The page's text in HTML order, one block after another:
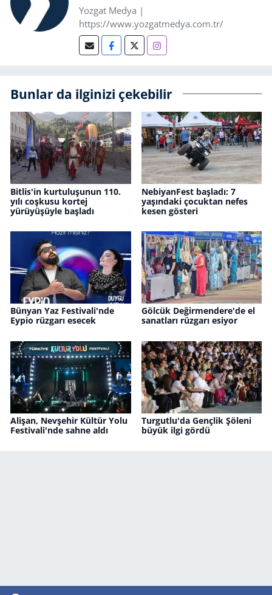
Yozgat Medya |
https://www.yozgatmedya.com.tr/
Bunlar da ilginizi çekebilir
Bitlis'in kurtuluşunun 110.
yılı coşkusu kortej
yürüyüşüyle başladı
NebiyanFest başladı: 7
yaşındaki çocuktan nefes
kesen gösteri
Bünyan Yaz Festivali'nde
Eypio rüzgarı esecek
Gölcük Değirmendere'de el
sanatları rüzgarı esiyor
Alişan, Nevşehir Kültür Yolu
Festivali'nde sahne aldı
Turgutlu'da Gençlik Şöleni
büyük ilgi gördü